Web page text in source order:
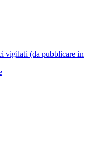
vigilati (da pubblicare in